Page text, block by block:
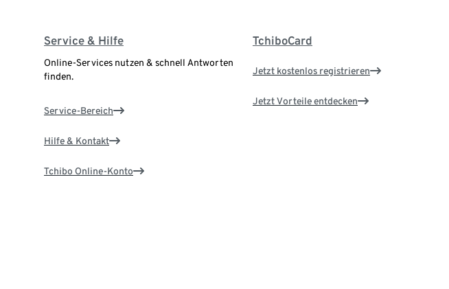
Service & Hilfe
Online-Services nutzen & schnell Antworten
finden.
Service-Bereich
Hilfe & Kontakt
Tchibo Online-Konto
TchiboCard
Jetzt kostenlos registrieren
Jetzt Vorteile entdecken